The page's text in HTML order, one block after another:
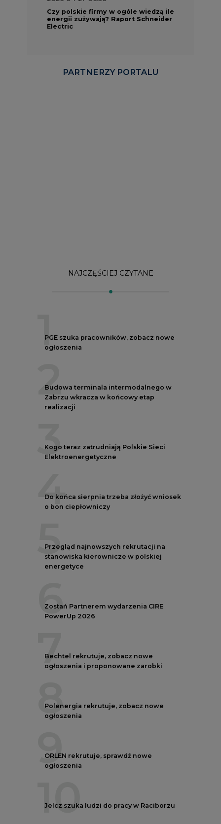
Czy polskie firmy w ogóle wiedzą ile
energii zużywają? Raport Schneider
Electric
PARTNERZY PORTALU
NAJCZĘŚCIEJ CZYTANE
1
PGE szuka pracowników, zobacz nowe
ogłoszenia
2
Budowa terminala intermodalnego w
Zabrzu wkracza w końcowy etap
realizacji
3
Kogo teraz zatrudniają Polskie Sieci
Elektroenergetyczne
4
Do końca sierpnia trzeba złożyć wniosek
o bon ciepłowniczy
5
Przegląd najnowszych rekrutacji na
stanowiska kierownicze w polskiej
energetyce
6
Zostań Partnerem wydarzenia CIRE
PowerUp 2026
7
Bechtel rekrutuje, zobacz nowe
ogłoszenia i proponowane zarobki
8
Polenergia rekrutuje, zobacz nowe
ogłoszenia
9
ORLEN rekrutuje, sprawdź nowe
ogłoszenia
10
Jelcz szuka ludzi do pracy w Raciborzu